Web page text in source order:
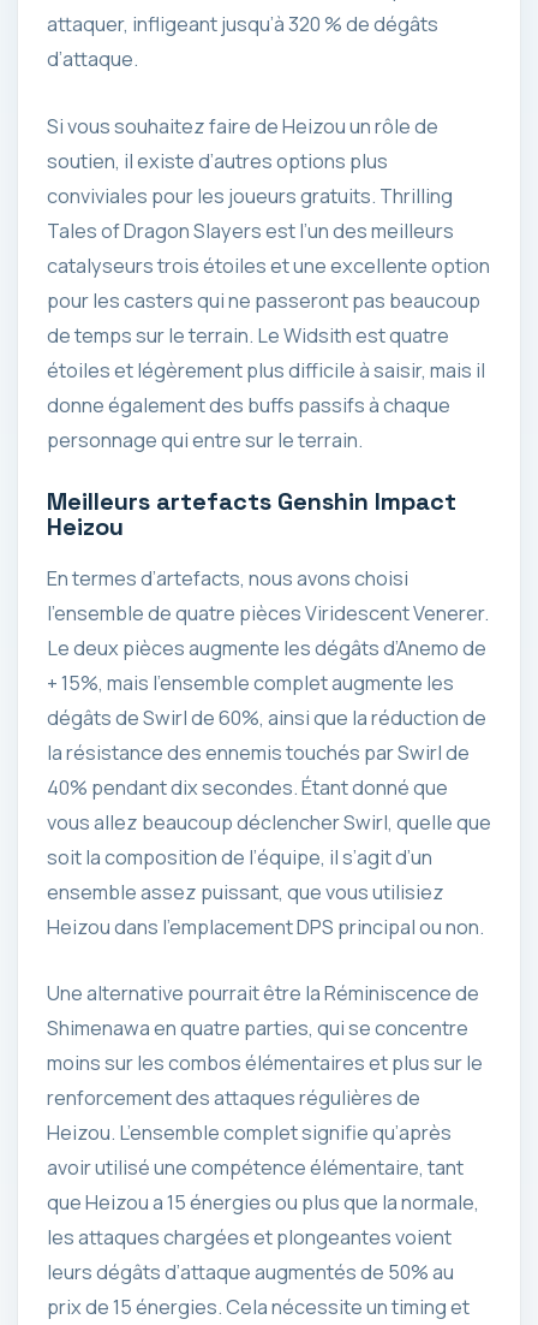
attaquer, infligeant jusqu’à 320 % de dégâts
d’attaque.
Si vous souhaitez faire de Heizou un rôle de
soutien, il existe d’autres options plus
conviviales pour les joueurs gratuits. Thrilling
Tales of Dragon Slayers est l’un des meilleurs
catalyseurs trois étoiles et une excellente option
pour les casters qui ne passeront pas beaucoup
de temps sur le terrain. Le Widsith est quatre
étoiles et légèrement plus difficile à saisir, mais il
donne également des buffs passifs à chaque
personnage qui entre sur le terrain.
Meilleurs artefacts Genshin Impact
Heizou
En termes d’artefacts, nous avons choisi
l’ensemble de quatre pièces Viridescent Venerer.
Le deux pièces augmente les dégâts d’Anemo de
+ 15%, mais l’ensemble complet augmente les
dégâts de Swirl de 60%, ainsi que la réduction de
la résistance des ennemis touchés par Swirl de
40% pendant dix secondes. Étant donné que
vous allez beaucoup déclencher Swirl, quelle que
soit la composition de l’équipe, il s’agit d’un
ensemble assez puissant, que vous utilisiez
Heizou dans l’emplacement DPS principal ou non.
Une alternative pourrait être la Réminiscence de
Shimenawa en quatre parties, qui se concentre
moins sur les combos élémentaires et plus sur le
renforcement des attaques régulières de
Heizou. L’ensemble complet signifie qu’après
avoir utilisé une compétence élémentaire, tant
que Heizou a 15 énergies ou plus que la normale,
les attaques chargées et plongeantes voient
leurs dégâts d’attaque augmentés de 50% au
prix de 15 énergies. Cela nécessite un timing et